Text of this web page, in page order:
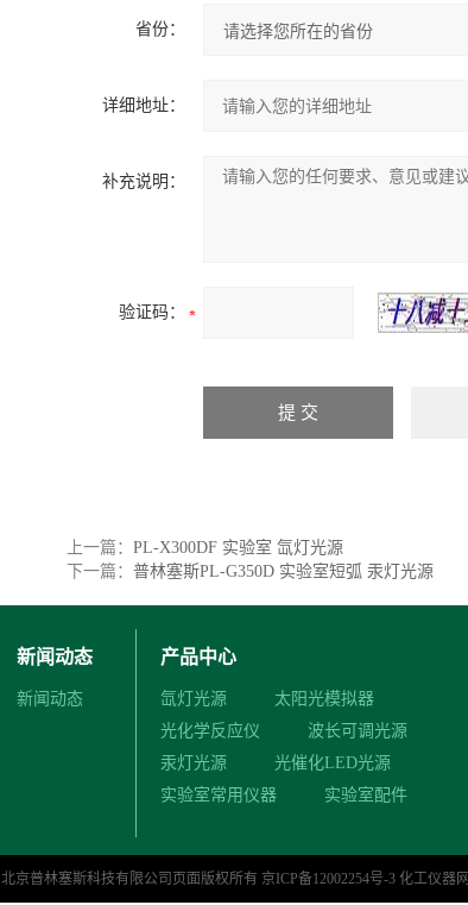
省份：
详细地址：
补充说明：
验证码：
上一篇： PL-X300DF 实验室 氙灯光源
下一篇： 普林塞斯PL-G350D 实验室短弧 汞灯光源
新闻动态
新闻动态
产品中心
氙灯光源
太阳光模拟器
光化学反应仪
波长可调光源
汞灯光源
光催化LED光源
实验室常用仪器
实验室配件
北京普林塞斯科技有限公司页面版权所有 京ICP备12002254号-3 化工仪器网